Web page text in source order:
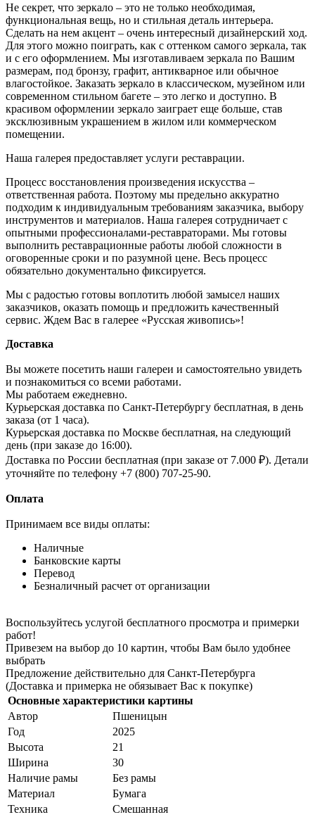
Не секрет, что зеркало – это не только необходимая,
функциональная вещь, но и стильная деталь интерьера.
Сделать на нем акцент – очень интересный дизайнерский ход.
Для этого можно поиграть, как с оттенком самого зеркала, так
и с его оформлением. Мы изготавливаем зеркала по Вашим
размерам, под бронзу, графит, антикварное или обычное
влагостойкое. Заказать зеркало в классическом, музейном или
современном стильном багете – это легко и доступно. В
красивом оформлении зеркало заиграет еще больше, став
эксклюзивным украшением в жилом или коммерческом
помещении.
Наша галерея предоставляет услуги реставрации.
Процесс восстановления произведения искусства –
ответственная работа. Поэтому мы предельно аккуратно
подходим к индивидуальным требованиям заказчика, выбору
инструментов и материалов. Наша галерея сотрудничает с
опытными профессионалами-реставраторами. Мы готовы
выполнить реставрационные работы любой сложности в
оговоренные сроки и по разумной цене. Весь процесс
обязательно документально фиксируется.
Мы с радостью готовы воплотить любой замысел наших
заказчиков, оказать помощь и предложить качественный
сервис. Ждем Вас в галерее «Русская живопись»!
Доставка
Вы можете посетить наши галереи и самостоятельно увидеть
и познакомиться со всеми работами.
Мы работаем ежедневно.
Курьерская доставка по Санкт-Петербургу бесплатная, в день
заказа (от 1 часа).
Курьерская доставка по Москве бесплатная, на следующий
день (при заказе до 16:00).
Доставка по России бесплатная (при заказе от 7.000 ₽). Детали
уточняйте по телефону +7 (800) 707-25-90.
Оплата
Принимаем все виды оплаты:
Наличные
Банковские карты
Перевод
Безналичный расчет от организации
Воспользуйтесь услугой бесплатного просмотра и примерки
работ!
Привезем на выбор до 10 картин, чтобы Вам было удобнее
выбрать
Предложение действительно для Санкт-Петербурга
(Доставка и примерка не обязывает Вас к покупке)
Основные характеристики картины
Автор
Пшеницын
Год
2025
Высота
21
Ширина
30
Наличие рамы
Без рамы
Материал
Бумага
Техника
Смешанная